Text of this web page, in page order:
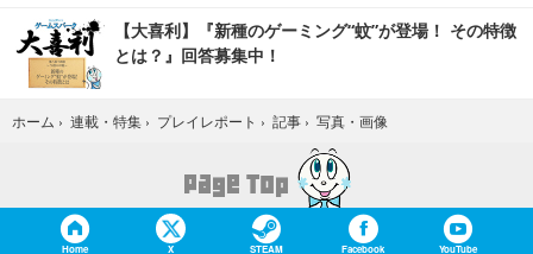
【大喜利】『新種のゲーミング“蚊”が登場！ その特徴
とは？』回答募集中！
ホーム › 連載・特集 › プレイレポート › 記事 › 写真・画像
Home X STEAM Facebook YouTube